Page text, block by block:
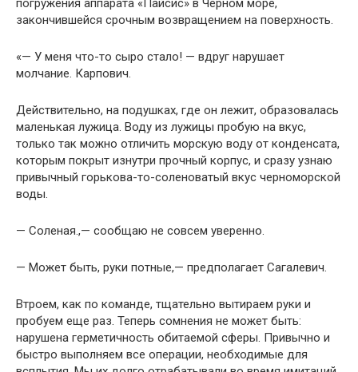
погружения аппарата «Пайсис» в Черном море,
закончившейся срочным возвращением на поверхность.
«— У меня что-то сыро стало! — вдруг нарушает
молчание. Карпович.
Действительно, на подушках, где он лежит, образовалась
маленькая лужица. Воду из лужицы пробую на вкус,
только так можно отличить морскую воду от конденсата,
которым покрыт изнутри прочный корпус, и сразу узнаю
привычный горькова-то-соленоватый вкус черноморской
воды.
— Соленая.,— сообщаю не совсем уверенно.
— Может быть, руки потные,— предполагает Сагалевич.
Втроем, как по команде, тщательно вытираем руки и
пробуем еще раз. Теперь сомнения не может быть:
нарушена герметичность обитаемой сферы. Привычно и
быстро выполняем все операции, необходимые для